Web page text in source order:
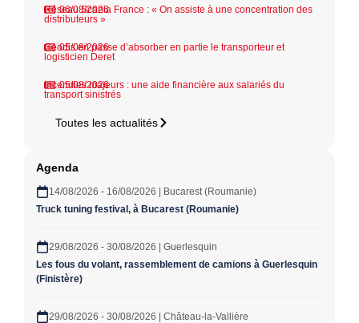
06/08/2026
Réseau Scania France : « On assiste à une concentration des
distributeurs »
05/08/2026
Geodis en passe d’absorber en partie le transporteur et
logisticien Deret
05/08/2026
Incendies majeurs : une aide financière aux salariés du
transport sinistrés
Toutes les actualités
Agenda
14/08/2026 - 16/08/2026 | Bucarest (Roumanie)
Truck tuning festival, à Bucarest (Roumanie)
29/08/2026 - 30/08/2026 | Guerlesquin
Les fous du volant, rassemblement de camions à Guerlesquin
(Finistère)
29/08/2026 - 30/08/2026 | Château-la-Vallière